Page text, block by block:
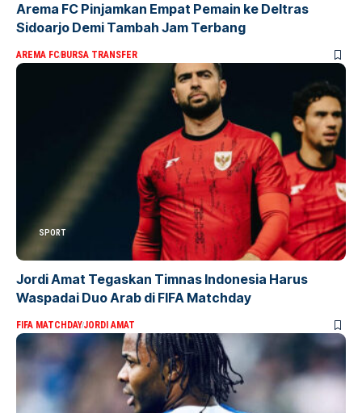
Arema FC Pinjamkan Empat Pemain ke Deltras
Sidoarjo Demi Tambah Jam Terbang
AREMA FCBURSA TRANSFER
SPORT
Jordi Amat Tegaskan Timnas Indonesia Harus
Waspadai Duo Arab di FIFA Matchday
FIFA MATCHDAYJORDI AMAT